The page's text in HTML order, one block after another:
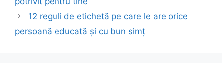
12 reguli de etichetă pe care le are orice
persoană educată și cu bun simț